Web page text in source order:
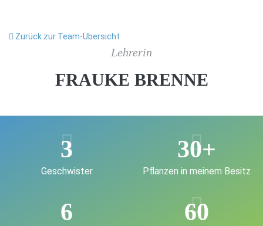
Zurück zur Team-Übersicht
Lehrerin
FRAUKE BRENNE
3
Geschwister
30+
Pflanzen in meinem Besitz
6 60